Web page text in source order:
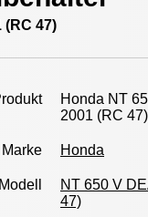
(RC 47)
Honda NT
2001 (RC 47)
Marke Honda
Modell
NT 650 V
47)